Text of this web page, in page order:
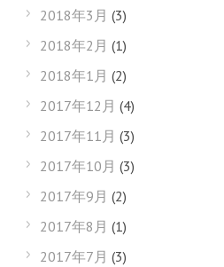
2018年3月 (3)
2018年2月 (1)
2018年1月 (2)
2017年12月 (4)
2017年11月 (3)
2017年10月 (3)
2017年9月 (2)
2017年8月 (1)
2017年7月 (3)